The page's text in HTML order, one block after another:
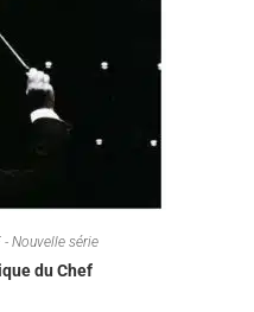
- Nouvelle série
du Chef